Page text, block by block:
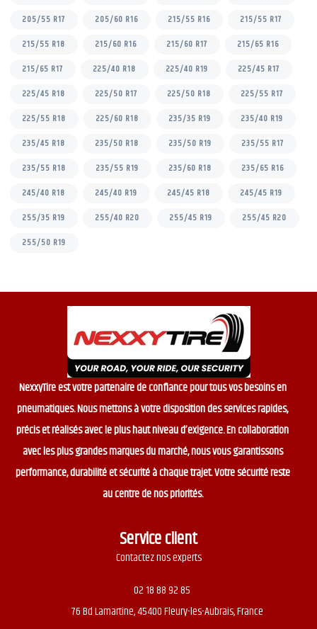
205/55 R17
205/60 R16 215/55 R16
215/55 R17
215/55 R18
215/60 R16 215/60 R17
215/65 R16
215/65 R17
225/40 R18 225/40 R19
225/45 R17
225/45 R18
225/50 R17 225/50 R18
225/55 R17
225/55 R18
225/60 R18 235/35 R19
235/40 R19
235/45 R18
235/50 R18 235/50 R19
235/55 R17
235/55 R18
235/55 R19 235/60 R18
235/65 R16
245/40 R18
245/40 R19 245/45 R18
245/45 R19
255/35 R19
255/40 R20 255/45 R19
255/45 R20
255/50 R19
NexxyTire est votre partenaire de confiance pour tous vos besoins en
pneumatiques. Nous mettons à votre disposition des services rapides,
précis et réalisés avec le plus haut niveau d’exigence. En collaboration
avec les plus grandes marques du marché, nous vous garantissons
performance, durabilité et sécurité à chaque trajet. Votre sécurité reste
au centre de nos priorités.
Service client
Contactez nos experts
02 18 88 92 85
76 Bd Lamartine, 45400 Fleury-les-Aubrais, France